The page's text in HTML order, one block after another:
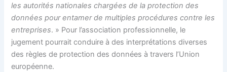
les autorités nationales chargées de la protection des
données pour entamer de multiples procédures contre les
entreprises. » Pour l’association professionnelle, le
jugement pourrait conduire à des interprétations diverses
des règles de protection des données à travers l’Union
européenne.